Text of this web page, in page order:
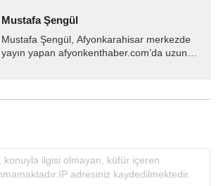
Mustafa Şengül
Mustafa Şengül, Afyonkarahisar merkezde
yayın yapan afyonkenthaber.com’da uzun
almakta, haber akışı...